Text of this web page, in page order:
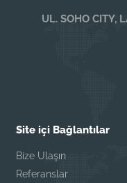
UL. SOHO CITY,
Site içi Bağlantılar
Bize Ulaşın
Referanslar